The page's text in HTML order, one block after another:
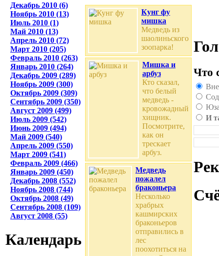
Декабрь 2010 (6)
Ноябрь 2010 (13)
Июль 2010 (1)
Май 2010 (13)
Апрель 2010 (72)
Март 2010 (205)
Февраль 2010 (263)
Январь 2010 (264)
Декабрь 2009 (289)
Ноябрь 2009 (300)
Октябрь 2009 (309)
Сентябрь 2009 (350)
Август 2009 (499)
Июль 2009 (542)
Июнь 2009 (494)
Май 2009 (540)
Апрель 2009 (550)
Март 2009 (541)
Февраль 2009 (466)
Январь 2009 (450)
Декабрь 2008 (552)
Ноябрь 2008 (744)
Октябрь 2008 (49)
Сентябрь 2008 (109)
Август 2008 (55)
Календарь
Кунг фу
мишка
Медведь из
шаолиньского
зоопарка!
Мишка и
арбуз
Кто сказал,
что белый
медведь -
кровожадный
хищник.
Посмотрите,
как он
трескает
арбуз.
Медведь
пожалел
браконьера
Несколько
храбрых
кашмирских
браконьеров
отправились в
лес
поохотиться на
Что
И